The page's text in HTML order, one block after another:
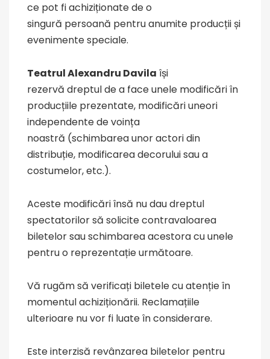
ce pot fi achiziționate de o
singură persoană pentru anumite producții și
evenimente speciale.
Teatrul Alexandru Davila își
rezervă dreptul de a face unele modificări în
producțiile prezentate, modificări uneori
independente de voința
noastră (schimbarea unor actori din
distribuție, modificarea decorului sau a
costumelor, etc.).
Aceste modificări însă nu dau dreptul
spectatorilor să solicite contravaloarea
biletelor sau schimbarea acestora cu unele
pentru o reprezentație următoare.
Vă rugăm să verificați biletele cu atenție în
momentul achiziționării. Reclamațiile
ulterioare nu vor fi luate în considerare.
Este interzisă revânzarea biletelor pentru